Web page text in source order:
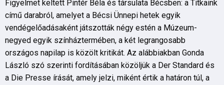
Figyelmet keltett Pintér Béla és társulata Bécsben: a Titkaink
című darabról, amelyet a Bécsi Ünnepi hetek egyik
vendégelőadásaként játszották négy estén a Múzeum-
negyed egyik színháztermében, a két legrangosabb
országos napilap is közölt kritikát. Az alábbiakban Gonda
László szó szerinti fordításában közöljük a Der Standard és
a Die Presse írását, amely jelzi, miként értik a határon túl, a